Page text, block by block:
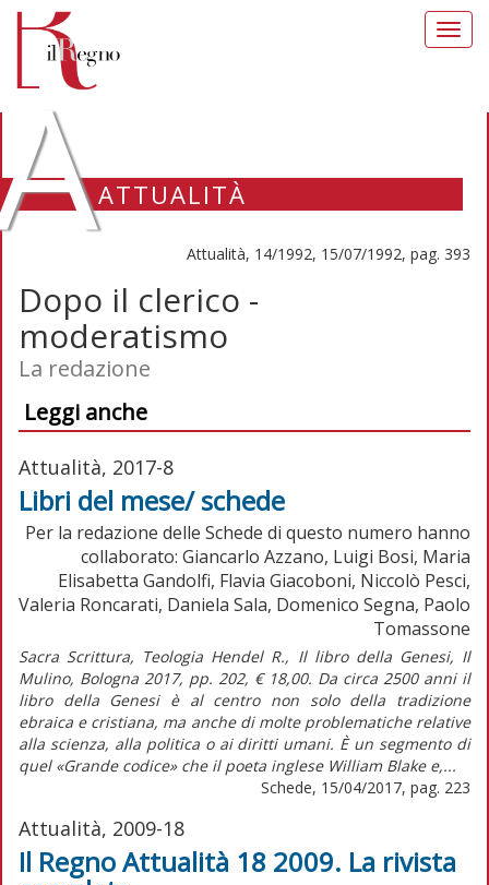
ATTUALITÀ
Attualità, 14/1992, 15/07/1992, pag. 393
Dopo il clerico -
moderatismo
La redazione
Leggi anche
Attualità, 2017-8
Libri del mese/ schede
Per la redazione delle Schede di questo numero hanno
collaborato: Giancarlo Azzano, Luigi Bosi, Maria
Elisabetta Gandolfi, Flavia Giacoboni, Niccolò Pesci,
Valeria Roncarati, Daniela Sala, Domenico Segna, Paolo
Tomassone
Sacra Scrittura, Teologia Hendel R., Il libro della Genesi, Il
Mulino, Bologna 2017, pp. 202, € 18,00. Da circa 2500 anni il
libro della Genesi è al centro non solo della tradizione
ebraica e cristiana, ma anche di molte problematiche relative
alla scienza, alla politica o ai diritti umani. È un segmento di
quel «Grande codice» che il poeta inglese William Blake e,...
Schede, 15/04/2017, pag. 223
Attualità, 2009-18
Il Regno Attualità 18 2009. La rivista